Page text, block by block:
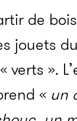
de
jouets
verts ».
« un